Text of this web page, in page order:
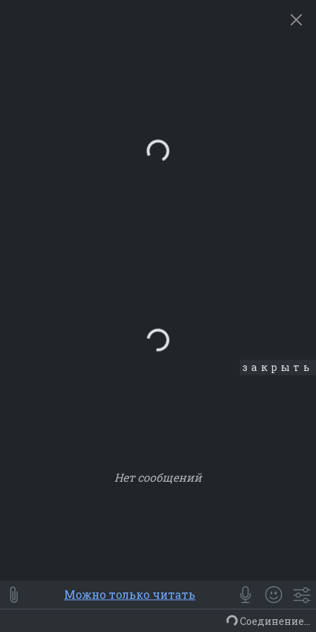
Loading...
закрыть
Нет сообщений
⭐ Мои Smile
😀 Emoji
Смайлики
Люди Животные Еда Объекты
Можно только читать
Соединение...